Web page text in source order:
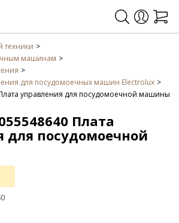
техники
машинам
для посудомоечных машин Electrolux
управления для посудомоечной машины
Плата
для посудомоечной